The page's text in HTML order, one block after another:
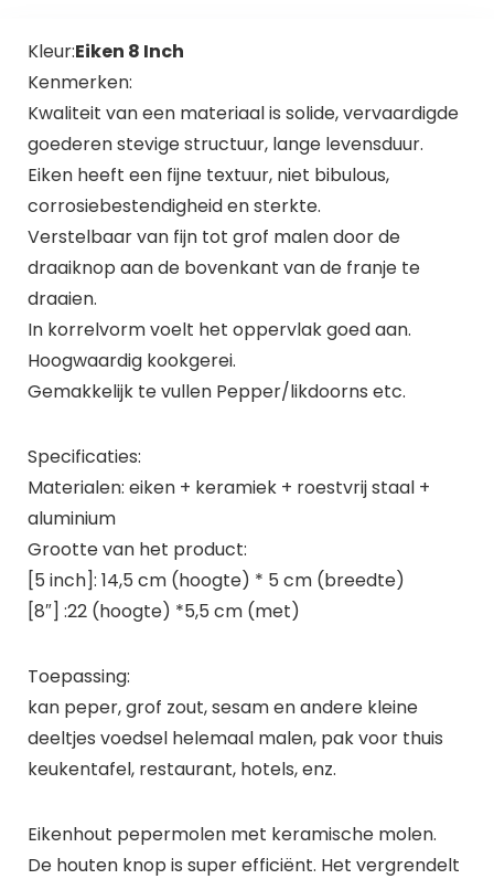
Kleur:Eiken 8 Inch
Kenmerken:
Kwaliteit van een materiaal is solide, vervaardigde
goederen stevige structuur, lange levensduur.
Eiken heeft een fijne textuur, niet bibulous,
corrosiebestendigheid en sterkte.
Verstelbaar van fijn tot grof malen door de
draaiknop aan de bovenkant van de franje te
draaien.
In korrelvorm voelt het oppervlak goed aan.
Hoogwaardig kookgerei.
Gemakkelijk te vullen Pepper/likdoorns etc.
Specificaties:
Materialen: eiken + keramiek + roestvrij staal +
aluminium
Grootte van het product:
[5 inch]: 14,5 cm (hoogte) * 5 cm (breedte)
[8″] :22 (hoogte) *5,5 cm (met)
Toepassing:
kan peper, grof zout, sesam en andere kleine
deeltjes voedsel helemaal malen, pak voor thuis
keukentafel, restaurant, hotels, enz.
Eikenhout pepermolen met keramische molen.
De houten knop is super efficiënt. Het vergrendelt